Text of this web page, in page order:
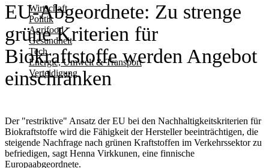
Wirtschaft
Politik
Agrifood
Gesundheit
Tech
Energie, Umwelt & Transport
Verteidigung
EU-Abgeordnete: Zu strenge
grüne Kriterien für
Biokraftstoffe werden Angebot
einschränken
Der "restriktive" Ansatz der EU bei den Nachhaltigkeitskriterien für
Biokraftstoffe wird die Fähigkeit der Hersteller beeinträchtigen, die
steigende Nachfrage nach grünen Kraftstoffen im Verkehrssektor zu
befriedigen, sagt Henna Virkkunen, eine finnische
Europaabgeordnete.